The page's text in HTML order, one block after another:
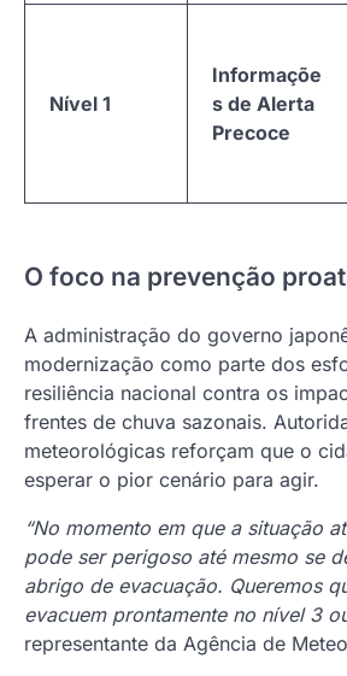
Nível 1
Informaçõe
s de Alerta
Precoce
O foco na prevenção
A administração do governo
modernização como parte dos
resiliência nacional contra os
frentes de chuva sazonais.
meteorológicas reforçam que o
esperar o pior cenário para agir.
“No momento em que a situação
pode ser perigoso até mesmo se
abrigo de evacuação. Queremos
evacuem prontamente no nível 3
representante da Agência de